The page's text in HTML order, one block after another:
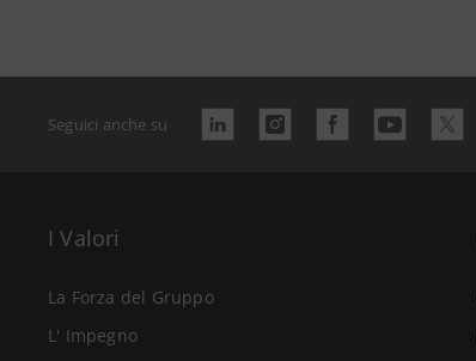
Seguici anche su
I Valori
La Forza del Gruppo
L' Impegno